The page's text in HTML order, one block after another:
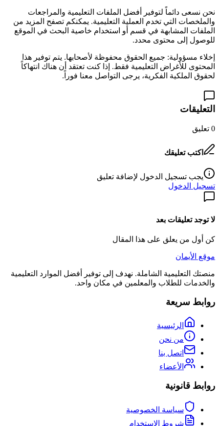
نحن نسعى دائماً لتوفير أفضل الملفات التعليمية والمراجعات
والملخصات التي تخدم العملية التعليمية. يمكنكم تصفح المزيد من
الملفات المشابهة في قسم
أو استخدام خاصية البحث في الموقع
للوصول إلى محتوى محدد.
إخلاء مسؤولية: جميع الحقوق محفوظة لأصحابها. يتم توفير هذا
المحتوى للأغراض التعليمية فقط. إذا كنت تعتقد أن هناك انتهاكاً
لحقوق الملكية الفكرية، يرجى التواصل معنا فوراً.
التعليقات
0 تعليق
اكتب تعليقك
يجب تسجيل الدخول لإضافة تعليق
تسجيل الدخول
لا توجد تعليقات بعد
كن أول من يعلق على هذا المقال
موقع الأيمان
منصتك التعليمية الشاملة. نهدف إلى توفير أفضل الموارد التعليمية
والخدمات للطلاب والمعلمين في مكان واحد.
روابط سريعة
الرئيسية
من نحن
اتصل بنا
الأعضاء
روابط قانونية
سياسة الخصوصية
شروط الاستخدام